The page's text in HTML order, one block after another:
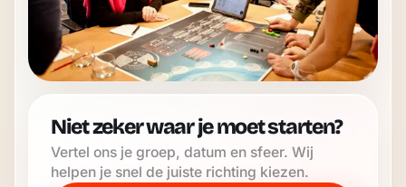
Niet zeker waar je moet starten?
Vertel ons je groep, datum en sfeer. Wij
helpen je snel de juiste richting kiezen.